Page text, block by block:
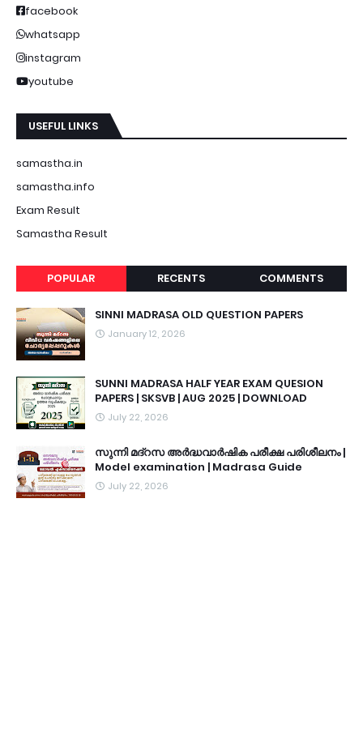
facebook
whatsapp
instagram
youtube
USEFUL LINKS
samastha.in
samastha.info
Exam Result
Samastha Result
POPULAR RECENTS COMMENTS
SINNI MADRASA OLD QUESTION PAPERS
January 12, 2026
SUNNI MADRASA HALF YEAR EXAM QUESION
PAPERS | SKSVB | AUG 2025 | DOWNLOAD
July 22, 2026
സുന്നി മദ്റസ അർദ്ധവാർഷിക പരീക്ഷ പരിശീലനം |
Model examination | Madrasa Guide
July 22, 2026